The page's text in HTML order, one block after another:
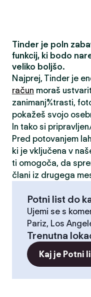
Tinder je poln
funkcij, ki bodo
veliko boljšo.
Najprej, Tinder je
račun moraš
zanimanja/strasti,
pokažeš svojo
In tako si
Pred potovanjem
ki je vključena v
ti omogoča, da
člani iz drugega
Potni list do
Ujemi se s
Pariz, Los
Trenutna
Kaj je Potni